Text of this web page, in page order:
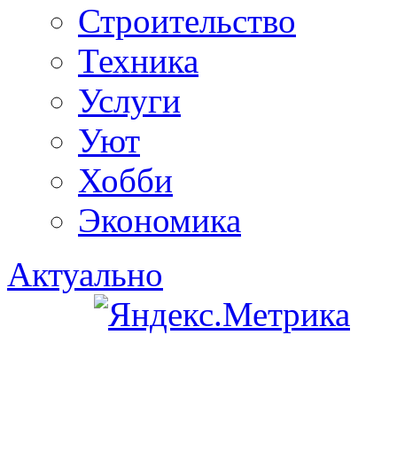
Строительство
Техника
Услуги
Уют
Хобби
Экономика
Актуально